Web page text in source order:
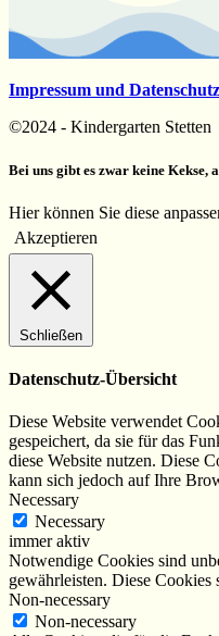
Impressum und Datenschutz
©2024 - Kindergarten Stetten
Bei uns gibt es zwar keine
Hier können Sie diese
Akzeptieren
Schließen
Datenschutz-Übersicht
Diese Website verwendet
gespeichert, da sie für das
diese Website nutzen. Diese
kann sich jedoch auf Ihre
Necessary
Necessary
immer aktiv
Notwendige Cookies sind
gewährleisten. Diese
Non-necessary
Non-necessary